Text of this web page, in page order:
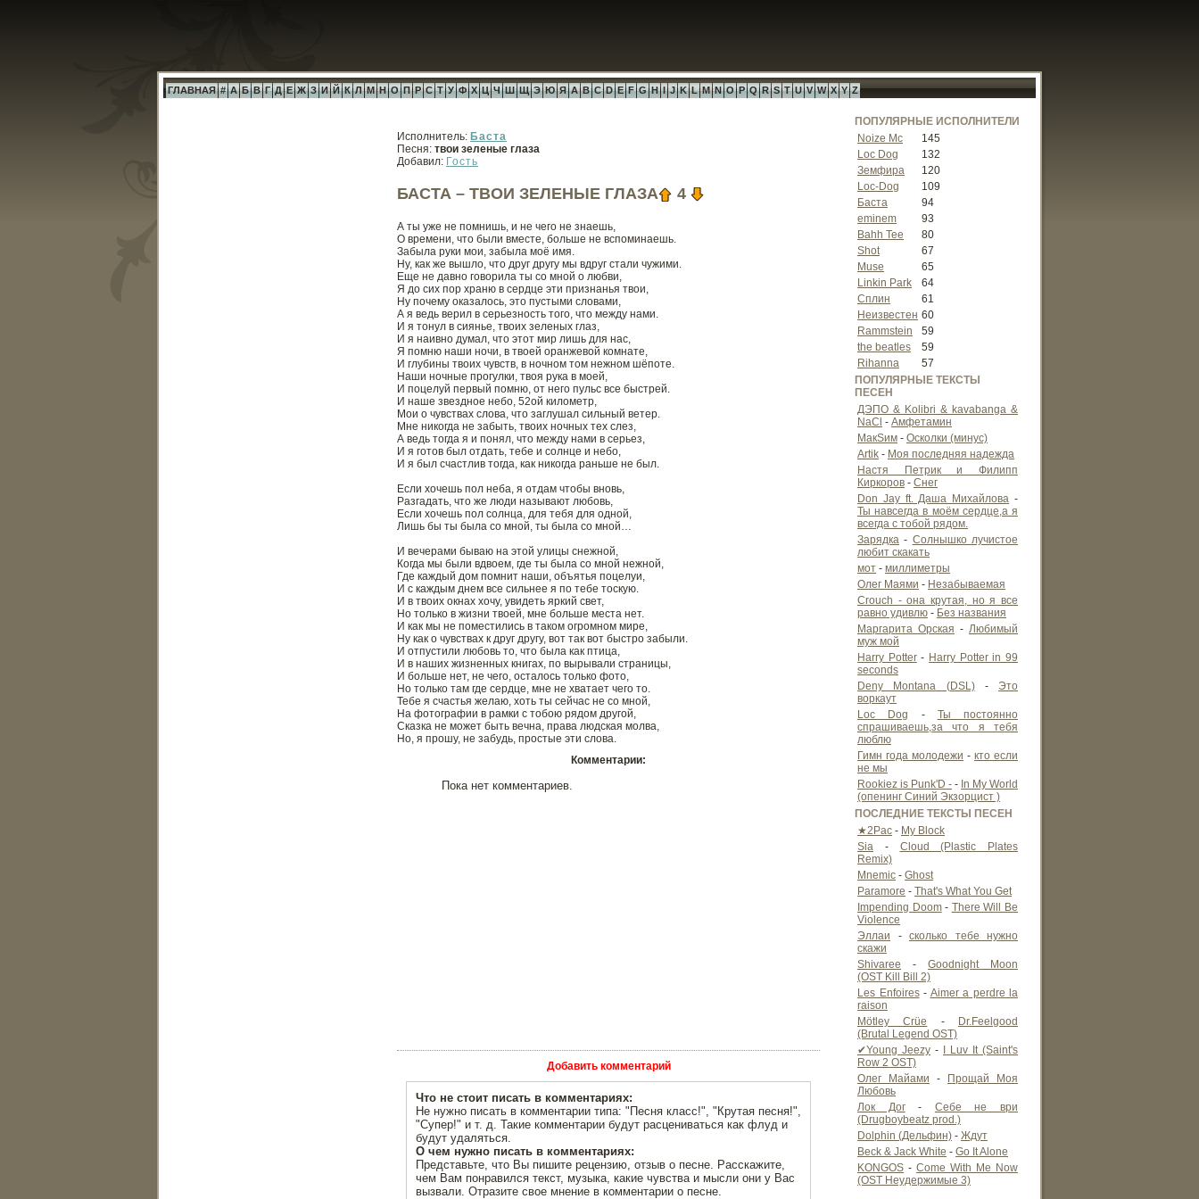
ГЛАВНАЯ # А Б В Г Д Е Ж З И Й К Л М Н О П Р С Т У Ф Х Ц Ч Ш Щ Э Ю Я A B C D E F G H I J K L M N O P Q R S T U V W X Y Z
Исполнитель: Баста
Песня: твои зеленые глаза
Добавил: Гость
БАСТА – ТВОИ ЗЕЛЕНЫЕ ГЛАЗА 4
А ты уже не помнишь, и не чего не знаешь,
О времени, что были вместе, больше не вспоминаешь.
Забыла руки мои, забыла моё имя.
Ну, как же вышло, что друг другу мы вдруг стали чужими.
Еще не давно говорила ты со мной о любви,
Я до сих пор храню в сердце эти признанья твои,
Ну почему оказалось, это пустыми словами,
А я ведь верил в серьезность того, что между нами.
И я тонул в сиянье, твоих зеленых глаз,
И я наивно думал, что этот мир лишь для нас,
Я помню наши ночи, в твоей оранжевой комнате,
И глубины твоих чувств, в ночном том нежном шёпоте.
Наши ночные прогулки, твоя рука в моей,
И поцелуй первый помню, от него пульс все быстрей.
И наше звездное небо, 52ой километр,
Мои о чувствах слова, что заглушал сильный ветер.
Мне никогда не забыть, твоих ночных тех слез,
А ведь тогда я и понял, что между нами в серьез,
И я готов был отдать, тебе и солнце и небо,
И я был счастлив тогда, как никогда раньше не был.
Если хочешь пол неба, я отдам чтобы вновь,
Разгадать, что же люди называют любовь,
Если хочешь пол солнца, для тебя для одной,
Лишь бы ты была со мной, ты была со мной…
И вечерами бываю на этой улицы снежной,
Когда мы были вдвоем, где ты была со мной нежной,
Где каждый дом помнит наши, объятья поцелуи,
И с каждым днем все сильнее я по тебе тоскую.
И в твоих окнах хочу, увидеть яркий свет,
Но только в жизни твоей, мне больше места нет.
И как мы не поместились в таком огромном мире,
Ну как о чувствах к друг другу, вот так вот быстро забыли.
И отпустили любовь то, что была как птица,
И в наших жизненных книгах, по вырывали страницы,
И больше нет, не чего, осталось только фото,
Но только там где сердце, мне не хватает чего то.
Тебе я счастья желаю, хоть ты сейчас не со мной,
На фотографии в рамки с тобою рядом другой,
Сказка не может быть вечна, права людская молва,
Но, я прошу, не забудь, простые эти слова.
Комментарии:
Пока нет комментариев.
Добавить комментарий
Что не стоит писать в комментариях:
Не нужно писать в комментарии типа: "Песня класс!", "Крутая песня!",
"Супер!" и т. д. Такие комментарии будут расцениваться как флуд и
будут удаляться.
О чем нужно писать в комментариях:
Представьте, что Вы пишите рецензию, отзыв о песне. Расскажите,
чем Вам понравился текст, музыка, какие чувства и мысли они у Вас
вызвали. Отразите свое мнение в комментарии о песне.
ПОПУЛЯРНЫЕ ИСПОЛНИТЕЛИ
Noize Mc
145
Loc Dog
132
Земфира
120
Loc-Dog
109
Баста
94
eminem
93
Bahh Tee
80
Shot
67
Muse
65
Linkin Park
64
Сплин
61
Неизвестен 60
Rammstein
59
the beatles
59
Rihanna
57
ПОПУЛЯРНЫЕ ТЕКСТЫ
ПЕСЕН
ДЭПО & Kolibri & kavabanga &
NaCl - Амфетамин
МакSим - Осколки (минус)
Artik - Моя последняя надежда
Настя Петрик и Филипп
Киркоров - Снег
Don Jay ft. Даша Михайлова -
Ты навсегда в моём сердце,а я
всегда с тобой рядом.
Зарядка - Солнышко лучистое
любит скакать
мот - миллиметры
Олег Маями - Незабываемая
Crouch - она крутая, но я все
равно удивлю - Без названия
Маргарита Орская - Любимый
муж мой
Harry Potter- Harry Potter in 99
seconds
Deny Montana (DSL)- Это
воркаут
Loc Dog - Ты постоянно
спрашиваешь,за что я тебя
люблю
Гимн года молодежи - кто если
не мы
Rookiez is Punk'D - - In My World
(опенинг Синий Экзорцист )
ПОСЛЕДНИЕ ТЕКСТЫ ПЕСЕН
★2Pac - My Block
Sia - Cloud (Plastic Plates
Remix)
Mnemic - Ghost
Paramore - That's What You Get
Impending Doom- There Will Be
Violence
Эллаи - сколько тебе нужно
скажи
Shivaree - Goodnight Moon
(OST Kill Bill 2)
Les Enfoires- Aimer a perdre la
raison
Mötley Crüe -
Dr.Feelgood
(Brutal Legend OST)
✔Young Jeezy -
I Luv It (Saint's
Row 2 OST)
Олег Майами -
Прощай Моя
Любовь
Лок Дог- Себе не ври
(Drugboybeatz prod.)
Dolphin (Дельфин) - Ждут
Beck & Jack White - Go It Alone
KONGOS - Come With Me Now
(OST Неудержимые 3)